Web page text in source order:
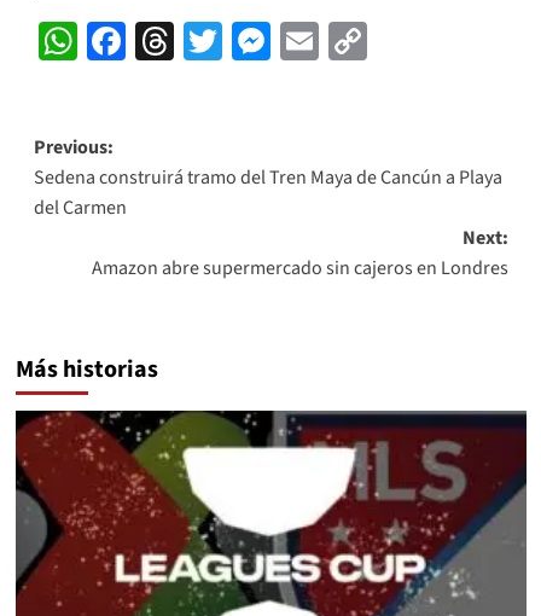
WhatsApp
Facebook
Threads
Twitter
Messenger
EmailCopy
Post
navigation
Previous:
Sedena construirá tramo del Tren Maya de Cancún a Playa
del Carmen
Next:
Amazon abre supermercado sin cajeros en Londres
Más historias